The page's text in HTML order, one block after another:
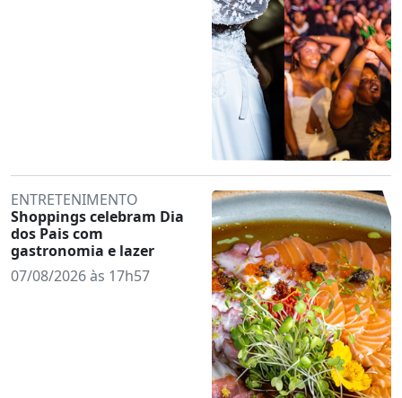
ENTRETENIMENTO
Shoppings celebram Dia
dos Pais com
gastronomia e lazer
07/08/2026 às 17h57